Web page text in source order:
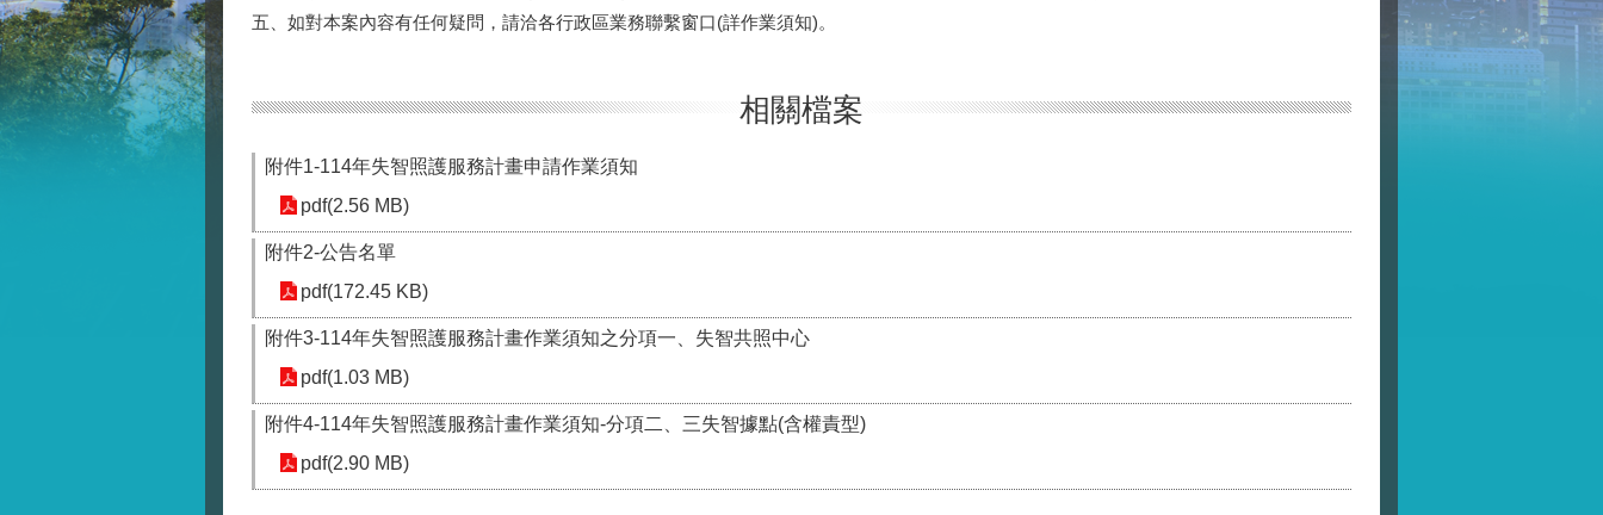
五、如對本案內容有任何疑問，請洽各行政區業務聯繫窗口(詳作業須知)。
相關檔案
附件1-114年失智照護服務計畫申請作業須知
pdf(2.56 MB)
附件2-公告名單
pdf(172.45 KB)
附件3-114年失智照護服務計畫作業須知之分項一、失智共照中心
pdf(1.03 MB)
附件4-114年失智照護服務計畫作業須知-分項二、三失智據點(含權責型)
pdf(2.90 MB)